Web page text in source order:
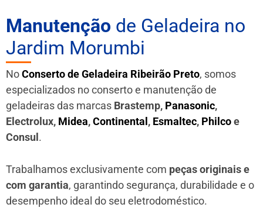
Manutenção de Geladeira no
Jardim Morumbi
NoConserto de Geladeira Ribeirão Preto, somos
especializados no conserto e manutenção de
geladeiras das marcas Brastemp, Panasonic,
Electrolux, Midea,Continental, Esmaltec, Philcoe
Consul.
Trabalhamos exclusivamente com peças originais e
com garantia, garantindo segurança, durabilidade e o
desempenho ideal do seu eletrodoméstico.